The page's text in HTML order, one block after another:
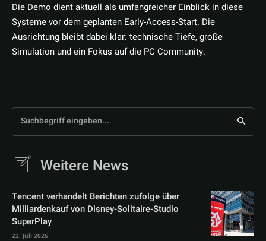
Die Demo dient aktuell als umfangreicher Einblick in diese
Systeme vor dem geplanten Early-Access-Start. Die
Ausrichtung bleibt dabei klar: technische Tiefe, große
Simulation und ein Fokus auf die PC-Community.
Suchbegriff eingeben...
Weitere News
Tencent verhandelt Berichten zufolge über
Milliardenkauf von Disney-Solitaire-Studio
SuperPlay
22. Juli 2026